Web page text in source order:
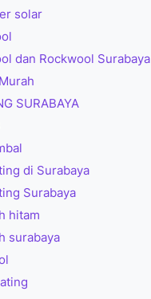
solar
dan Rockwool Surabaya
SURABAYA
di Surabaya
Surabaya
hitam
surabaya